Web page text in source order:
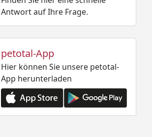
Antwort auf Ihre Frage.
petotal-App
Hier können Sie unsere petotal-
App herunterladen